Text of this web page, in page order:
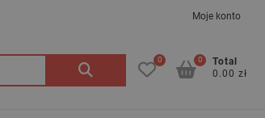
Moje konto
Szukaj: 0
Total
0.00 zł
0